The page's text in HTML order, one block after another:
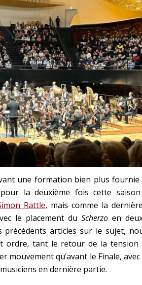
une formation bien plus
la deuxième fois cette
Rattle, mais comme la
le placement du Scherzoen
précédents articles sur le sujet,
ordre, tant le retour de la tension
mouvement qu’avant le Finale,
en dernière partie.